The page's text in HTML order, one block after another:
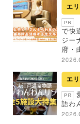
エ
PR
で快
ジー
府・
エ
PR
語わ